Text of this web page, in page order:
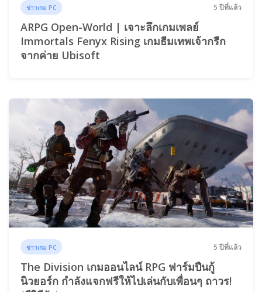
ข่าวเกม PC 5 ปีที่แล้ว
ARPG Open-World | เจาะลึกเกมเพลย์
Immortals Fenyx Rising เกมธีมเทพเจ้ากรีก
จากค่าย Ubisoft
ข่าวเกม PC 5 ปีที่แล้ว
The Division เกมออนไลน์ RPG ฟาร์มปืนกู้
นิวยอร์ก กำลังแจกฟรีให้ไปเล่นกับเพื่อนๆ ถาวร!